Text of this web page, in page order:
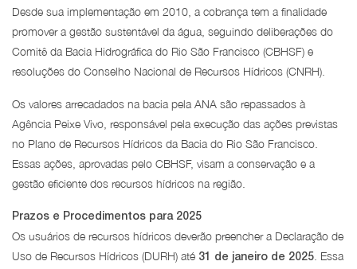
Desde sua implementação em 2010, a cobrança tem a finalidade
promover a gestão sustentável da água, seguindo deliberações do
Comitê da Bacia Hidrográfica do Rio São Francisco (CBHSF) e
resoluções do Conselho Nacional de Recursos Hídricos (CNRH).
Os valores arrecadados na bacia pela ANA são repassados à
Agência Peixe Vivo, responsável pela execução das ações previstas
no Plano de Recursos Hídricos da Bacia do Rio São Francisco.
Essas ações, aprovadas pelo CBHSF, visam a conservação e a
gestão eficiente dos recursos hídricos na região.
Prazos e Procedimentos para 2025
Os usuários de recursos hídricos deverão preencher a Declaração de
Uso de Recursos Hídricos (DURH) até 31 de janeiro de 2025 . Essa